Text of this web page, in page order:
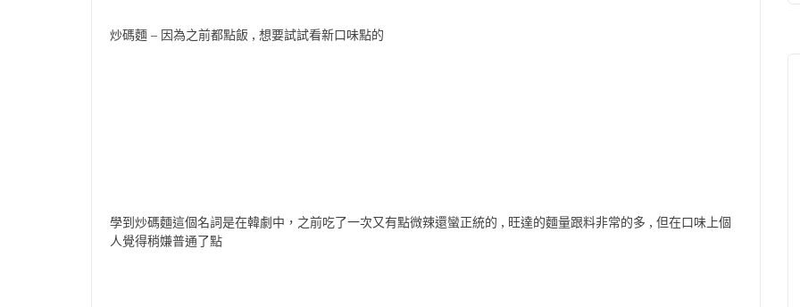
炒碼麵 – 因為之前都點飯 , 想要試試看新口味點的
學到炒碼麵這個名詞是在韓劇中，之前吃了一次又有點微辣還蠻正統的 , 旺達的麵量跟料非常的多 , 但在口味上個
人覺得稍嫌普通了點